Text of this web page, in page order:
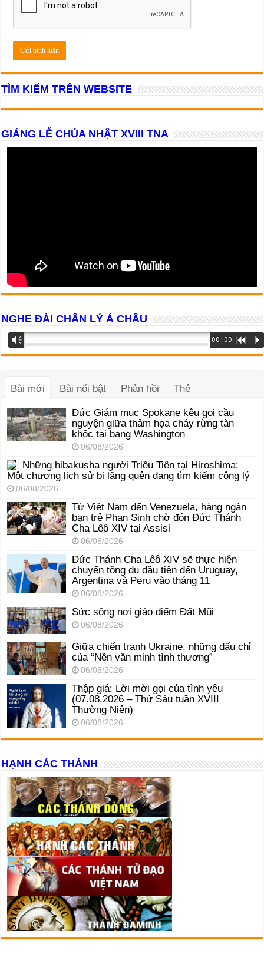
TÌM KIẾM TRÊN WEBSITE
GIẢNG LỄ CHÚA NHẬT XVIII TNA
NGHE ĐÀI CHÂN LÝ Á CHÂU
Trình
phát
Vm 00:00 R P
Bài mới Bài nổi bật Phản hồi Thẻ
Đức Giám mục Spokane kêu gọi cầu
nguyện giữa thảm họa cháy rừng tàn
khốc tại bang Washington
06/08/2026
Những hibakusha người Triều Tiên tại Hiroshima:
Một chương lịch sử bị lãng quên đang tìm kiếm công lý
06/08/2026
Từ Việt Nam đến Venezuela, hàng ngàn
bạn trẻ Phan Sinh chờ đón Đức Thánh
Cha Lêô XIV tại Assisi
06/08/2026
Đức Thánh Cha Lêô XIV sẽ thực hiện
chuyến tông du đầu tiên đến Uruguay,
Argentina và Peru vào tháng 11
06/08/2026
Sức sống nơi giáo điểm Đất Mũi
06/08/2026
Giữa chiến tranh Ukraine, những dấu chỉ
của “Nền văn minh tình thương”
06/08/2026
Thập giá: Lời mời gọi của tình yêu
(07.08.2026 – Thứ Sáu tuần XVIII
Thường Niên)
06/08/2026
HẠNH CÁC THÁNH